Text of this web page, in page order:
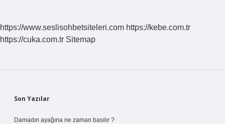
https://www.seslisohbetsiteleri.com https://kebe.com.tr
https://cuka.com.tr Sitemap
Sidebar
Son Yazılar
Damadın ayağına ne zaman basılır ?